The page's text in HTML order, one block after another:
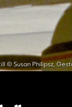
© Susan Philipsz,